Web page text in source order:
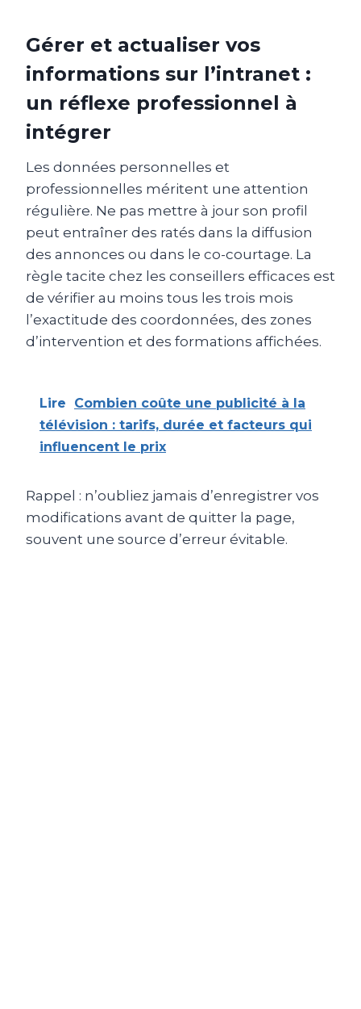
Gérer et actualiser vos
informations sur l’intranet :
un réflexe professionnel à
intégrer
Les données personnelles et
professionnelles méritent une attention
régulière. Ne pas mettre à jour son profil
peut entraîner des ratés dans la diffusion
des annonces ou dans le co-courtage. La
règle tacite chez les conseillers efficaces est
de vérifier au moins tous les trois mois
l’exactitude des coordonnées, des zones
d’intervention et des formations affichées.
Lire
Combien coûte une publicité à la
télévision : tarifs, durée et facteurs qui
influencent le prix
Rappel : n’oubliez jamais d’enregistrer vos
modifications avant de quitter la page,
souvent une source d’erreur évitable.